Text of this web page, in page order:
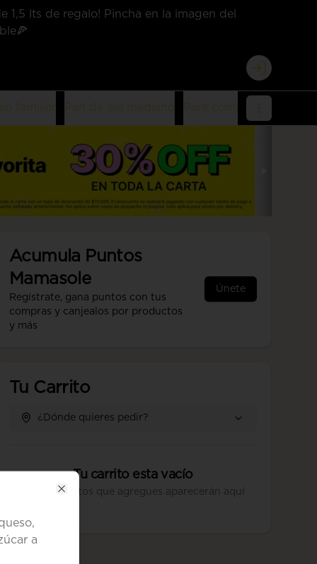
lts de regalo! Pincha en la imagen del
Login
Acumula Puntos
Mamasole
Regístrate, gana puntos con tus
compras y canjealos por productos
y más
Únete
Tu Carrito
¿Dónde quieres pedir?
Tu carrito esta vacío
Los productos que agregues aparecerán aquí
a